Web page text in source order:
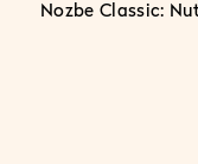
Nozbe Classic: